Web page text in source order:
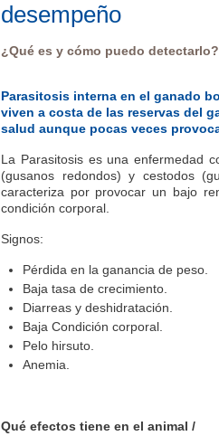
desempeño
¿Qué es y cómo puedo detectarlo?
Parasitosis interna en el ganado
viven a costa de las reservas del
salud aunque pocas veces
La Parasitosis es una enfermedad
(gusanos redondos) y cestodos
caracteriza por provocar un bajo
condición corporal.
Signos:
Pérdida en la ganancia de peso.
Baja tasa de crecimiento.
Diarreas y deshidratación.
Baja Condición corporal.
Pelo hirsuto.
Anemia.
Qué efectos tiene en el animal /